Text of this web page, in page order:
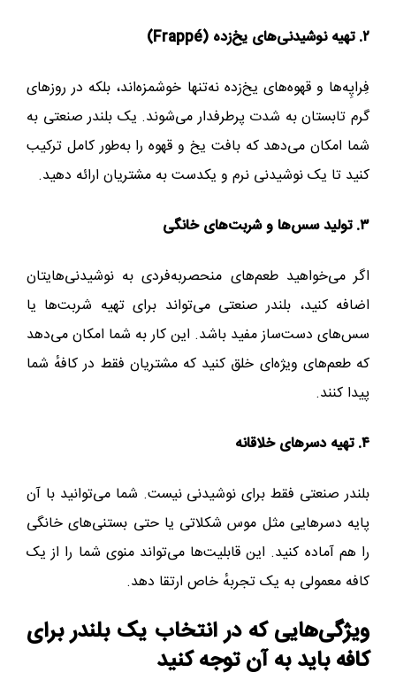
۲. تهیه نوشیدنی‌های یخ‌زده (Frappé)
فِراپِه‌ها و قهوه‌های یخ‌زده نه‌تنها خوشمزه‌اند، بلکه در روزهای
گرم تابستان به شدت پرطرفدار می‌شوند. یک بلندر صنعتی به
شما امکان می‌دهد که بافت یخ و قهوه را به‌طور کامل ترکیب
کنید تا یک نوشیدنی نرم و یکدست به مشتریان ارائه دهید.
۳. تولید سس‌ها و شربت‌های خانگی
اگر می‌خواهید طعم‌های منحصربه‌فردی به نوشیدنی‌هایتان
اضافه کنید، بلندر صنعتی می‌تواند برای تهیه شربت‌ها یا
سس‌های دست‌ساز مفید باشد. این کار به شما امکان می‌دهد
که طعم‌های ویژه‌ای خلق کنید که مشتریان فقط در کافهٔ شما
پیدا کنند.
۴. تهیه دسرهای خلاقانه
بلندر صنعتی فقط برای نوشیدنی نیست. شما می‌توانید با آن
پایه دسرهایی مثل موس شکلاتی یا حتی بستنی‌های خانگی
را هم آماده کنید. این قابلیت‌ها می‌تواند منوی شما را از یک
کافه معمولی به یک تجربهٔ خاص ارتقا دهد.
ویژگی‌هایی که در انتخاب یک بلندر برای
کافه باید به آن توجه کنید